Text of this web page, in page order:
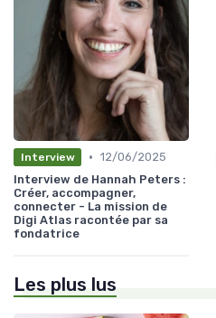
Interview • 12/06/2025
Interview de Hannah Peters :
Créer, accompagner,
connecter - La mission de
Digi Atlas racontée par sa
fondatrice
Les plus lus